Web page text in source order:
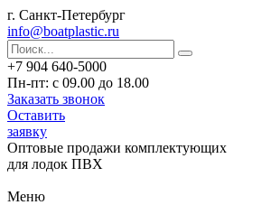
г. Санкт-Петербург
info@boatplastic.ru
+7 904 640-5000
Пн-пт: с 09.00 до 18.00
Заказать звонок
Оставить
заявку
Оптовые продажи комплектующих
для лодок ПВХ
Меню